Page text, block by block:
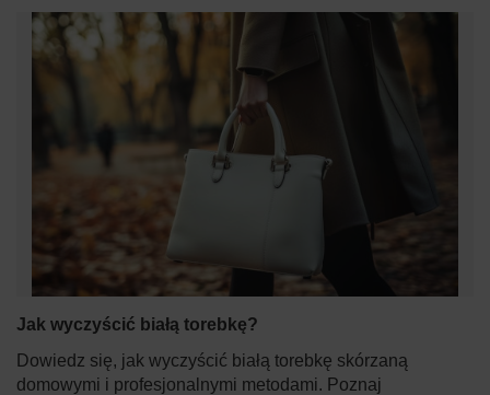
Jak wyczyścić białą torebkę?
Dowiedz się, jak wyczyścić białą torebkę skórzaną
domowymi i profesjonalnymi metodami. Poznaj